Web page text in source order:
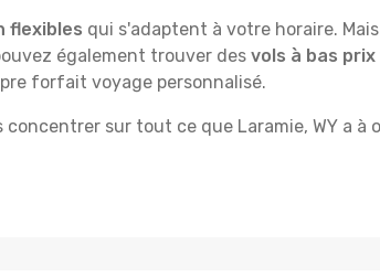
flexibles qui s'adaptent à votre horaire.
également trouver des vols à bas prix
forfait voyage personnalisé.
sur tout ce que Laramie, WY a à